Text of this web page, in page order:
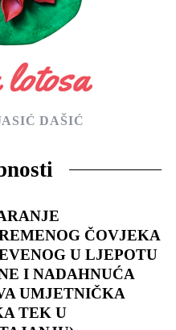
DAŠIĆ
ČOVJEKA
U LJEPOTU
I NADAHNUĆA
UMJETNIČKA
TEK U